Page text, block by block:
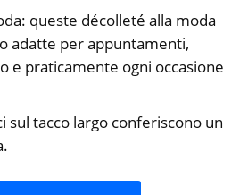
queste décolleté alla moda
adatte per appuntamenti,
e praticamente ogni occasione
sul tacco largo conferiscono un